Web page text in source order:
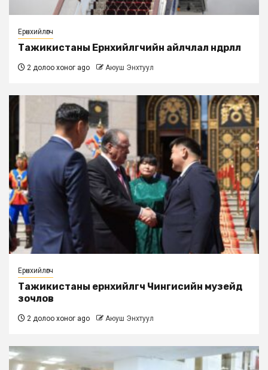
Ерөнхийлөгч
Тажикистаны Ерөнхийлөгчийн айлчлал өндөрлөлөө
2 долоо хоног ago Аюуш Энхтуул
Ерөнхийлөгч
Тажикистаны ерөнхийлөгч Чингисийн музейд
зочлов
2 долоо хоног ago Аюуш Энхтуул